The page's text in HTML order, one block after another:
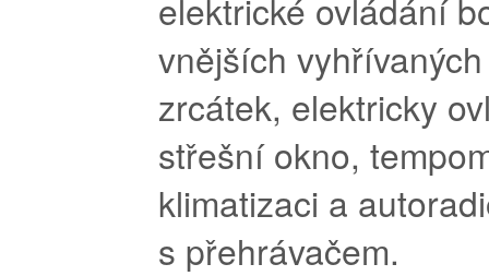
elektrické ovládání
vnějších
zrcátek, elektricky
střešní okno,
klimatizaci a
s přehrávačem.